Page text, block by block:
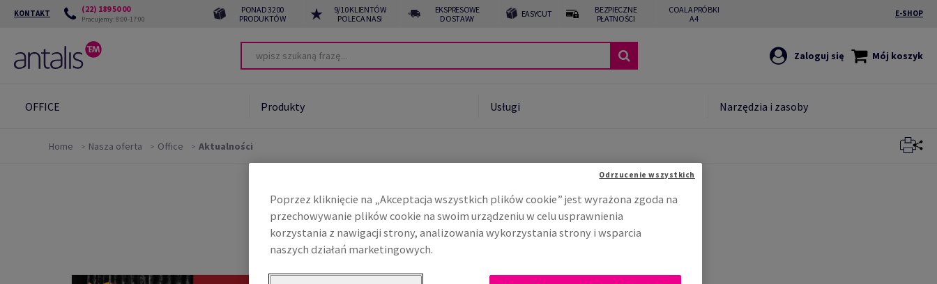
KONTAKT (22) 189 50 00
Pracujemy: 8:00-17:00
PONAD 3200
PRODUKTÓW
9/10 KLIENTÓW
POLECA NAS!
EKSPRESOWE
DOSTAWY
EASYCUT
BEZPIECZNE
PŁATNOŚCI
COALA PRÓBKI
A4
E-SHOP
Zaloguj się Mój koszyk
OFFICE Produkty Usługi Narzędzia i zasoby
Home Nasza oferta Office Aktualności
Aktualności - Office
Wszystkie Aktualności Wydarzenia
Poprzez kliknięcie na „Akceptacja wszystkich plików cookie” jest wyrażona zgoda na
przechowywanie plików cookie na swoim urządzeniu w celu usprawnienia
korzystania z nawigacji strony, analizowania wykorzystania strony i wsparcia
naszych działań marketingowych.
Odrzucenie wszystkich